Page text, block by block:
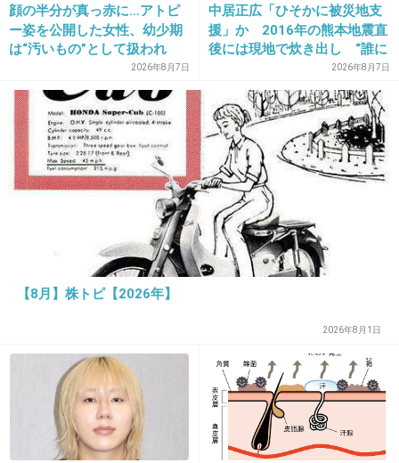
+830 -56
オリンピックに向けて一生懸命頑張ってるアス
リート達の邪魔はしないで下さい
2016/10/30(日) 11:14:17
東京五輪に関わるとかもう無理じゃない？
レコ大ですら1億も払ったのに五輪に絡んだら
顔の半分が真っ赤に…アトピ
ー姿を公開した女性、幼少期
は“汚いもの”として扱われ
「人に触れる行為に罪悪感を
持っていた」
2026年8月7日
中居正広「ひそかに被災地支
援」か 2016年の熊本地震直
後には現地で炊き出し “誰に
も知られなくて良い”と、むし
ろ強まる福祉活動への思い
2026年8月7日
【8月】株トピ【2026年】
2026年8月1日